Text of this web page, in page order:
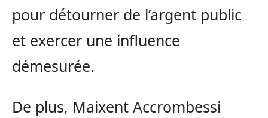
pour détourner de l’argent public
et exercer une influence
démesurée.
De plus, Maixent Accrombessi